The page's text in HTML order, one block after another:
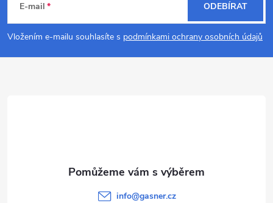
p
a
E-mail
Vložením e-mailu souhlasíte s podmínkami ochrany osobních údajů
ODEBÍRAT
info@gasner.cz